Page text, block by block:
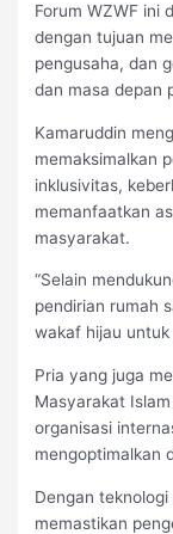
Forum WZWF ini
dengan tujuan
pengusaha, dan
dan masa depan
Kamaruddin
memaksimalkan
inklusivitas,
memanfaatkan
masyarakat.
“Selain
pendirian rumah
wakaf hijau untuk
Pria yang juga
Masyarakat
organisasi
mengoptimalkan
Dengan
memastikan